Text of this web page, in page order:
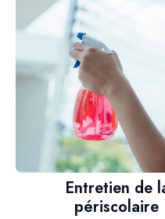
Entretien de
périscolaire